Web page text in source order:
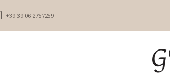
+39 39 06 2757259